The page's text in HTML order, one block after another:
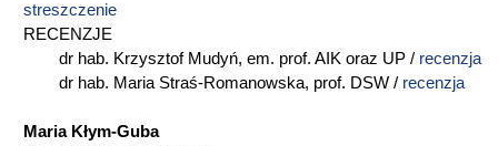
streszczenie
RECENZJE
dr hab. Krzysztof Mudyń, em. prof. AIK oraz UP / recenzja
dr hab. Maria Straś-Romanowska, prof. DSW / recenzja
Maria Kłym-Guba